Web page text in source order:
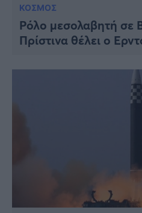
ΚΟΣΜΟΣ
Ρόλο μεσολαβητή σε
Πρίστινα θέλει ο